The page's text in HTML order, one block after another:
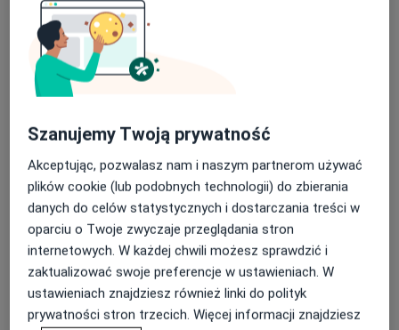
Usługi i ceny
Konsultacja endokrynologiczna
(kolejna wizyta)
260 zł Szczegóły
Konsultacja endokrynologiczna
(pierwsza wizyta)
260 zł Szczegóły
Konsultacja endokrynologiczna
Od 120 zł Szczegóły Umów wizytę
USG
180 zł Szczegóły Umów wizytę
Szanujemy Twoją prywatność
Akceptując, pozwalasz nam i naszym partnerom używać
plików cookie (lub podobnych technologii) do zbierania
danych do celów statystycznych i dostarczania treści w
oparciu o Twoje zwyczaje przeglądania stron
internetowych. W każdej chwili możesz sprawdzić i
zaktualizować swoje preferencje w ustawieniach. W
ustawieniach znajdziesz również linki do polityk
prywatności stron trzecich. Więcej informacji znajdziesz